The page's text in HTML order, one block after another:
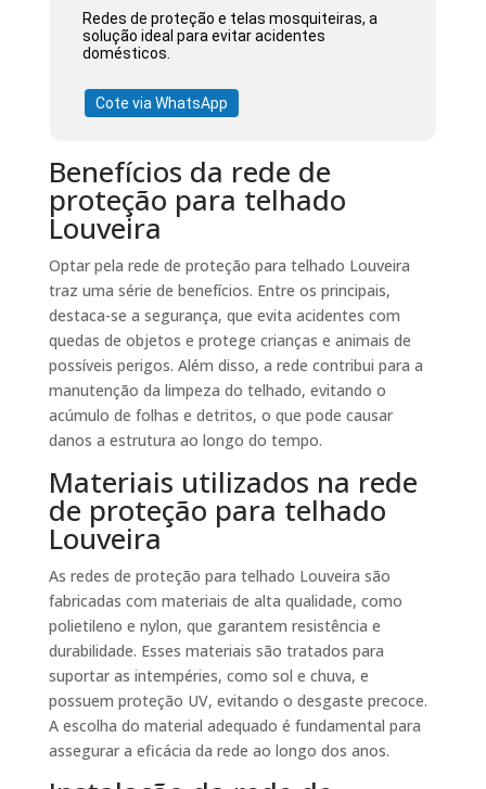
Redes de proteção e telas mosquiteiras, a
solução ideal para evitar acidentes
domésticos.
Cote via WhatsApp
Benefícios da rede de
proteção para telhado
Louveira
Optar pela rede de proteção para telhado Louveira
traz uma série de benefícios. Entre os principais,
destaca-se a segurança, que evita acidentes com
quedas de objetos e protege crianças e animais de
possíveis perigos. Além disso, a rede contribui para a
manutenção da limpeza do telhado, evitando o
acúmulo de folhas e detritos, o que pode causar
danos a estrutura ao longo do tempo.
Materiais utilizados na rede
de proteção para telhado
Louveira
As redes de proteção para telhado Louveira são
fabricadas com materiais de alta qualidade, como
polietileno e nylon, que garantem resistência e
durabilidade. Esses materiais são tratados para
suportar as intempéries, como sol e chuva, e
possuem proteção UV, evitando o desgaste precoce.
A escolha do material adequado é fundamental para
assegurar a eficácia da rede ao longo dos anos.